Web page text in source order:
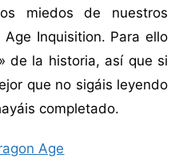
miedos de nuestros
Inquisition. Para ello
de la historia, así que si
que no sigáis leyendo
completado.
Age